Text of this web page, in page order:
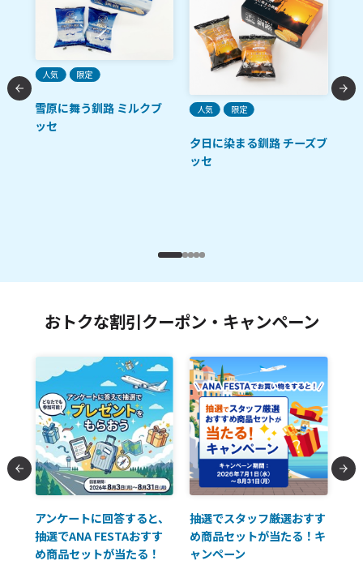
人気 限定
雪原に舞う釧路 ミルクブ
ッセ
人気 限定
夕日に染まる釧路 チーズブ
ッセ
た
おトクな割引クーポン・キャンペーン
アンケートに回答すると、
抽選でANA FESTAおすす
め商品セットが当たる！
抽選でスタッフ厳選おすす
め商品セットが当たる！キ
ャンペーン